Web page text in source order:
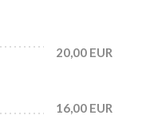
20,00 EUR
16,00 EUR